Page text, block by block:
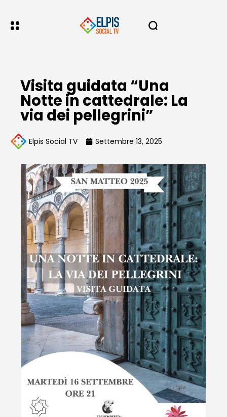
Visita guidata “Una
Notte in cattedrale: La
via dei pellegrini”
Elpis Social TV Settembre 13, 2025